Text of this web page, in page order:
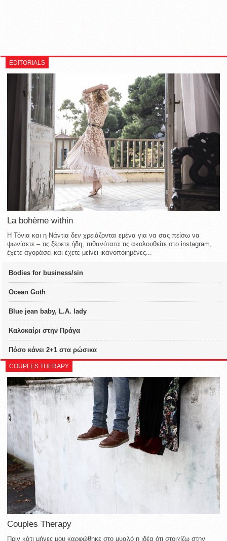
EDITORIALS
La bohème within
Η Τόνια και η Νάντια δεν χρειάζονται εμένα για να σας πείσω να
ψωνίσετε – τις ξέρετε ήδη, πιθανότατα τις ακολουθείτε στο instagram,
έχετε αγοράσει και έχετε μείνει ικανοποιημένες...
Bodies for business/sin
Ocean Goth
Blue jean baby, L.A. lady
Καλοκαίρι στην Πράγα
Πόσο κάνει 2+1 στα ρώσικα
COUPLES THERAPY
Couples Therapy
Πριν κάτι μήνες μου καρφώθηκε στο μυαλό η ιδέα ότι στοιχίζω στην